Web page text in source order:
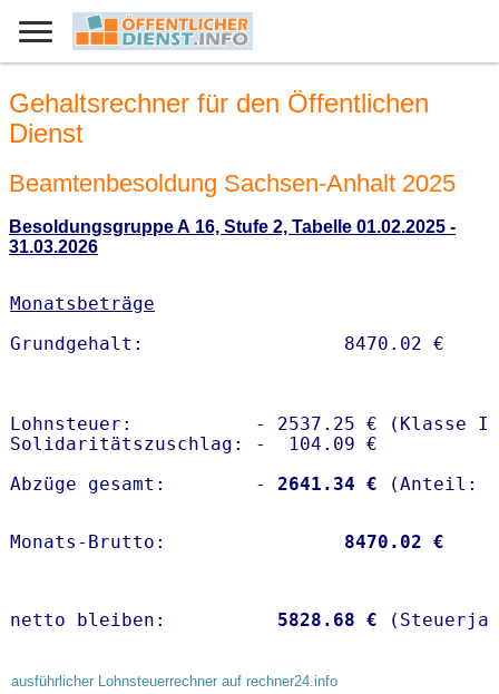
Gehaltsrechner für den Öffentlichen
Dienst
Beamtenbesoldung Sachsen-Anhalt 2025
Besoldungsgruppe A 16, Stufe 2, Tabelle 01.02.2025 -
31.03.2026
Monatsbeträge
Lohnsteuer:           - 2537.25 € (Klasse I)
Solidaritätszuschlag: -  104.09 €
Abzüge gesamt:        -
2641.34 €
Monats-Brutto: 8470.02 €
netto bleiben: 5828.68 €
ausführlicher Lohnsteuerrechner auf rechner24.info